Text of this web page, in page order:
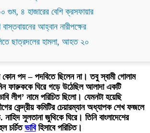
৪ হাজারের বেশি ক্রসফায়ার
বাস্তবায়নের আহ্বান নারীপক্ষের
ছাত্রদলের হামলা, আহত ২০
কোন পদ – পদবিতে ছিলেন না। তবু স্বামী গোলাম
ফারুককে ঘিরে গড়ে উঠেছিল আলাদা একটি
লীগ’ নামে পরিচিত ছিলো। যেমনটা হয়েছি
কেন্দ্রীয় কমিটির চেয়ারম্যান অধ্যাপক শেখ ফজলে
সুলতানা জুথিকে ঘিরে। তিনি বাংলাদেশের
চর্চিতভাবিহিসাবে পরিচিত।